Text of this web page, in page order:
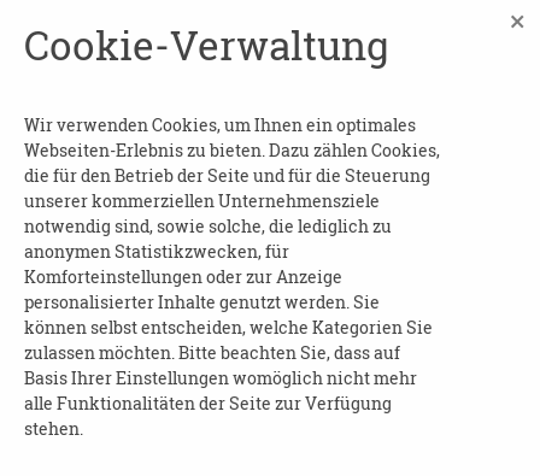
Klang“ im Museum der bildenden Künste
Leipzig teilzunehmen. Kunstvermittlerin
dem sie vor Kunstwerken sinnliche Zugänge
wählt, durch die Menschen ins Spüren,
Erinnern und Erzählen kommen.
Beginn und Dauer: am 07.05.2026 ab 10:15 Uhr
Wo: Museum der bildenden Künste in Leipzig
Kosten: frei
Anmeldungbis eine Woche vor
Veranstaltungsbeginn an:
Cookie-Verwaltung ×
Wir verwenden Cookies, um Ihnen ein optimales
Webseiten-Erlebnis zu bieten. Dazu zählen Cookies,
die für den Betrieb der Seite und für die Steuerung
unserer kommerziellen Unternehmensziele
notwendig sind, sowie solche, die lediglich zu
anonymen Statistikzwecken, für
Komforteinstellungen oder zur Anzeige
personalisierter Inhalte genutzt werden. Sie
können selbst entscheiden, welche Kategorien Sie
zulassen möchten. Bitte beachten Sie, dass auf
Basis Ihrer Einstellungen womöglich nicht mehr
alle Funktionalitäten der Seite zur Verfügung
stehen.